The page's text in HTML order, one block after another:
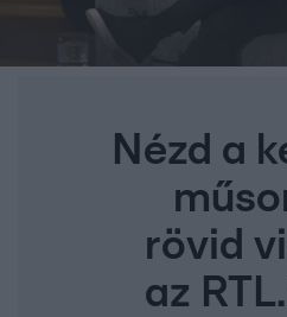
Nézd a
rövid
az